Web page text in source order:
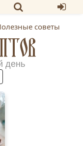
советы
день